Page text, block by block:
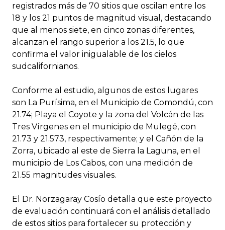
registrados más de 70 sitios que oscilan entre los
18 y los 21 puntos de magnitud visual, destacando
que al menos siete, en cinco zonas diferentes,
alcanzan el rango superior a los 21.5, lo que
confirma el valor inigualable de los cielos
sudcalifornianos.
Conforme al estudio, algunos de estos lugares
son La Purísima, en el Municipio de Comondú, con
21.74; Playa el Coyote y la zona del Volcán de las
Tres Vírgenes en el municipio de Mulegé, con
21.73 y 21.573, respectivamente; y el Cañón de la
Zorra, ubicado al este de Sierra la Laguna, en el
municipio de Los Cabos, con una medición de
21.55 magnitudes visuales.
El Dr. Norzagaray Cosío detalla que este proyecto
de evaluación continuará con el análisis detallado
de estos sitios para fortalecer su protección y